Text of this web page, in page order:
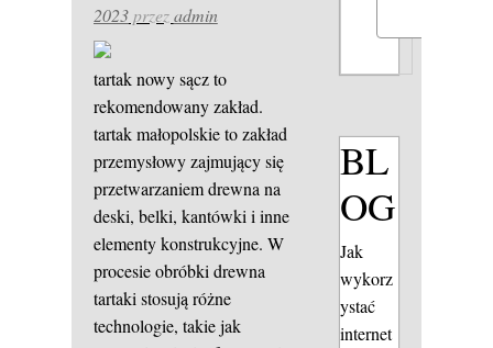
2023przezadmin
tartak nowy sącz to
rekomendowany zakład.
tartak małopolskie to zakład
przemysłowy zajmujący się
przetwarzaniem drewna na
deski, belki, kantówki i inne
elementy konstrukcyjne. W
procesie obróbki drewna
tartaki stosują różne
technologie, takie jak
BL
OG
Jak
wykorz
ystać
internet